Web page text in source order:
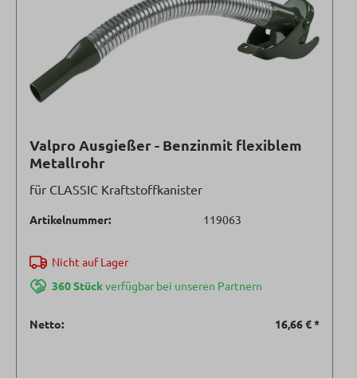
Valpro Ausgießer - Benzinmit flexiblem
Metallrohr
für CLASSIC Kraftstoffkanister
Artikelnummer: 119063
Nicht auf Lager
360 Stückverfügbar bei unseren Partnern
Netto: 16,66 €*